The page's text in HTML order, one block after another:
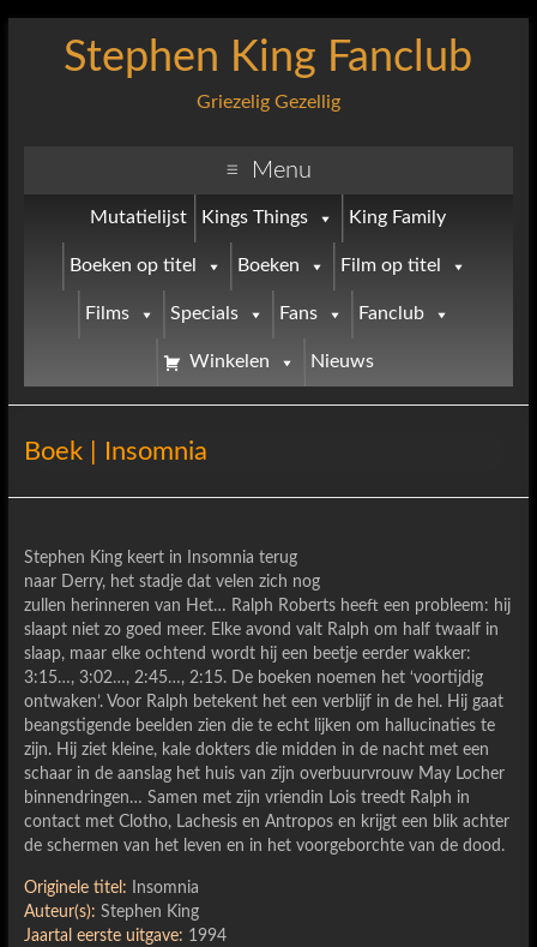
Stephen King Fanclub
Griezelig Gezellig
Menu
Mutatielijst Kings Things King Family
Boeken op titel Boeken Film op titel
Films Specials Fans Fanclub
Winkelen Nieuws
Boek | Insomnia
Stephen King keert in Insomnia terug
naar Derry, het stadje dat velen zich nog
zullen herinneren van Het… Ralph Roberts heeft een probleem: hij
slaapt niet zo goed meer. Elke avond valt Ralph om half twaalf in
slaap, maar elke ochtend wordt hij een beetje eerder wakker:
3:15…, 3:02…, 2:45…, 2:15. De boeken noemen het ‘voortijdig
ontwaken’. Voor Ralph betekent het een verblijf in de hel. Hij gaat
beangstigende beelden zien die te echt lijken om hallucinaties te
zijn. Hij ziet kleine, kale dokters die midden in de nacht met een
schaar in de aanslag het huis van zijn overbuurvrouw May Locher
binnendringen… Samen met zijn vriendin Lois treedt Ralph in
contact met Clotho, Lachesis en Antropos en krijgt een blik achter
de schermen van het leven en in het voorgeborchte van de dood.
Originele titel:
Insomnia
Auteur(s): Stephen King
Jaartal eerste uitgave: 1994